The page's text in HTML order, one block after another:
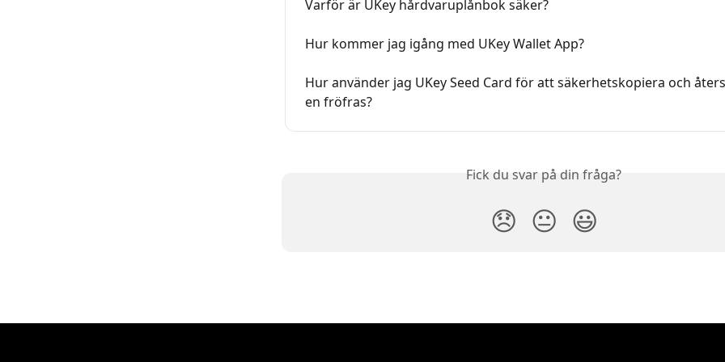
Varför är UKey hårdvaruplånbok säker?
Hur kommer jag igång med UKey Wallet App?
Hur använder jag UKey Seed Card för att säkerhetskopiera och
en fröfras?
Fick du svar på din fråga?
😞 😐 😃